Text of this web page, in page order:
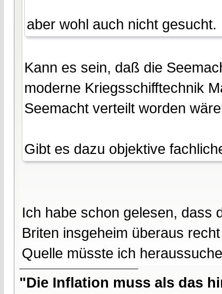
aber wohl auch nicht gesucht.
Kann es sein, daß die
moderne Kriegsschifftechnik
Seemacht verteilt worden
Gibt es dazu objektive
Ich habe schon gelesen, dass
Briten insgeheim überaus
Quelle müsste ich
"Die Inflation muss als das